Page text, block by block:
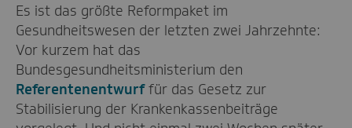
Es ist das größte Reformpaket im
Gesundheitswesen der letzten zwei Jahrzehnte:
Vor kurzem hat das
Bundesgesundheitsministerium den
Referentenentwurffür das Gesetz zur
Stabilisierung der Krankenkassenbeiträge